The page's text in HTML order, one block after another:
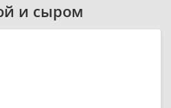
и сыром